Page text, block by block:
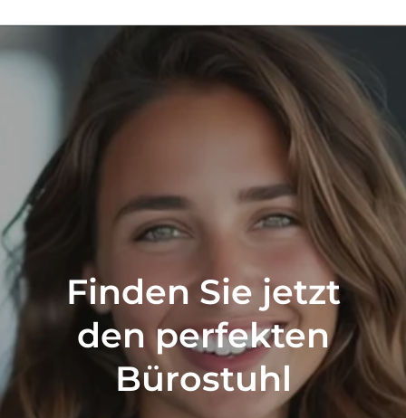
Finden Sie jetzt
den perfekten
Bürostuhl